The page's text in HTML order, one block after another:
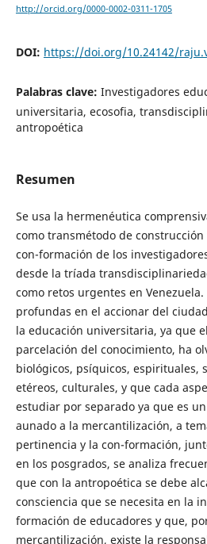
http://orcid.org/0000-0002-0311-1705
DOI: https://doi.org/10.24142/
Palabras clave: Investigadores
universitaria, ecosofia,
antropoética
Resumen
Se usa la hermenéutica
como transmétodo de
con-formación de los
desde la tríada
como retos urgentes en
profundas en el accionar del
la educación universitaria, ya que
parcelación del conocimiento, ha
biológicos, psíquicos, espirituales,
etéreos, culturales, y que cada
estudiar por separado ya que es un
aunado a la mercantilización, a
pertinencia y la con-formación,
en los posgrados, se analiza
que con la antropoética se debe
consciencia que se necesita en la
formación de educadores y que,
mercantilización, existe la